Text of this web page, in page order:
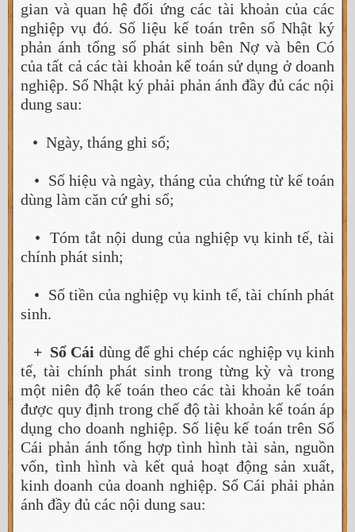
gian và quan hệ đối ứng các tài khoản của các
nghiệp vụ đó. Số liệu kế toán trên sổ Nhật ký
phản ánh tổng số phát sinh bên Nợ và bên Có
của tất cả các tài khoản kế toán sử dụng ở doanh
nghiệp. Sổ Nhật ký phải phản ánh đầy đủ các nội
dung sau:
• Ngày, tháng ghi sổ;
• Số hiệu và ngày, tháng của chứng từ kế toán
dùng làm căn cứ ghi sổ;
• Tóm tắt nội dung của nghiệp vụ kinh tế, tài
chính phát sinh;
• Số tiền của nghiệp vụ kinh tế, tài chính phát
sinh.
+ Sổ Cái dùng để ghi chép các nghiệp vụ kinh
tế, tài chính phát sinh trong từng kỳ và trong
một niên độ kế toán theo các tài khoản kế toán
được quy định trong chế độ tài khoản kế toán áp
dụng cho doanh nghiệp. Số liệu kế toán trên Sổ
Cái phản ánh tổng hợp tình hình tài sản, nguồn
vốn, tình hình và kết quả hoạt động sản xuất,
kinh doanh của doanh nghiệp. Sổ Cái phải phản
ánh đầy đủ các nội dung sau: